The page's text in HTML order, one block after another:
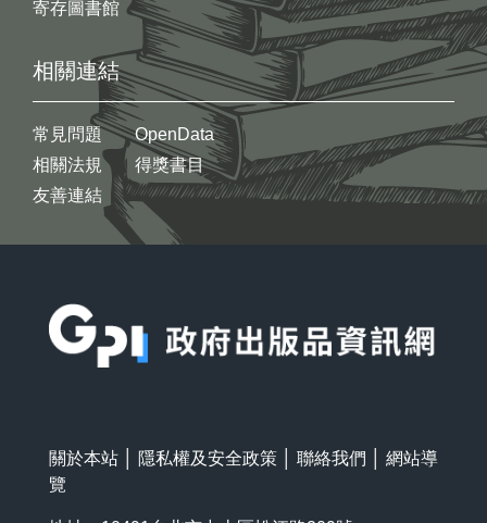
寄存圖書館
相關連結
常見問題
相關法規
友善連結
OpenData
得獎書目
關於本站 隱私權及安全政策 聯絡我們
網站導
覽